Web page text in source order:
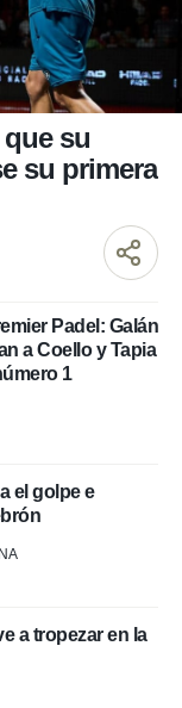
su
su primera
Padel: Galán
a Coello y Tapia
1
el golpe e
a tropezar en la